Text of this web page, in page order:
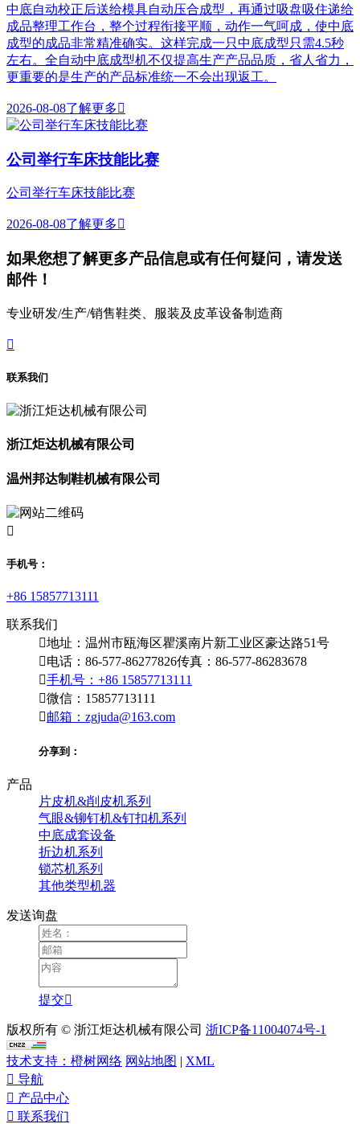
中底自动校正后送给模具自动压合成型，再通过吸盘吸住递给
成品整理工作台，整个过程衔接平顺，动作一气呵成，使中底
成型的成品非常精准确实。这样完成一只中底成型只需4.5秒
左右。全自动中底成型机不仅提高生产产品品质，省人省力，
更重要的是生产的产品标准统一不会出现返工。
2026-08-08了解更多
公司举行车床技能比赛
公司举行车床技能比赛
2026-08-08了解更多
如果您想了解更多产品信息或有任何疑问，请发送
邮件！
专业研发/生产/销售鞋类、服装及皮革设备制造商

联系我们
浙江炬达机械有限公司
温州邦达制鞋机械有限公司

手机号：
+86 15857713111
联系我们
地址：温州市瓯海区瞿溪南片新工业区豪达路51号
电话：86-577-86277826传真：86-577-86283678
手机号：+86 15857713111
微信：15857713111
邮箱：zgjuda@163.com
分享到：
产品
片皮机&削皮机系列
气眼&铆钉机&钉扣机系列
中底成套设备
折边机系列
锁芯机系列
其他类型机器
发送询盘
提交
版权所有 © 浙江炬达机械有限公司 浙ICP备11004074号-1
技术支持：橙树网络 网站地图 | XML
 导航
 产品中心
 联系我们